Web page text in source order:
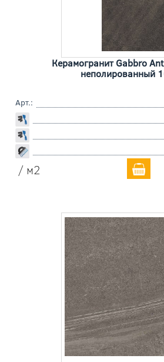
Керамогранит Gabbro
неполированный
Арт.:
/ м2